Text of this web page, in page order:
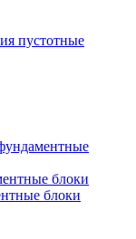
пустотные
блоки
блоки